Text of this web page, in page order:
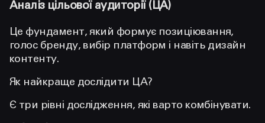
Аналіз цільової аудиторії (ЦА)
Це фундамент, який формує позиціювання,
голос бренду, вибір платформ і навіть дизайн
контенту.
Як найкраще дослідити ЦА?
Є три рівні дослідження, які варто комбінувати.